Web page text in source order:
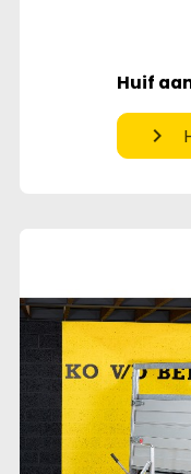
Huif
chevron_right